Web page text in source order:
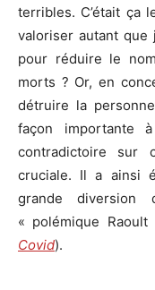
terribles. C’était ça
valoriser autant que
pour réduire le
morts ? Or, en
détruire la
façon importante
contradictoire sur
cruciale. Il a ainsi
grande
« polémique Raoult
Covid).